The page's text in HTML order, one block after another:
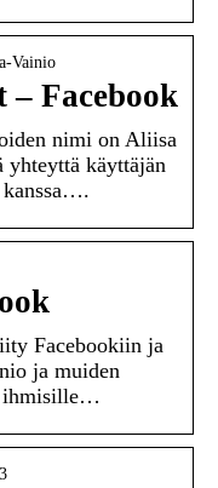
Vainio
Facebook
nimi on Aliisa
käyttäjän
Facebookiin ja
ja muiden
ihmisille…